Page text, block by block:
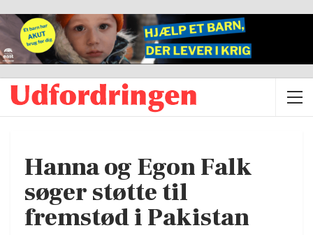
Hanna og Egon Falk
søger støtte til
fremstød i Pakistan